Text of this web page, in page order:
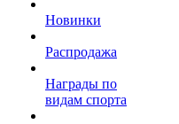
Новинки
Распродажа
Награды по
видам спорта